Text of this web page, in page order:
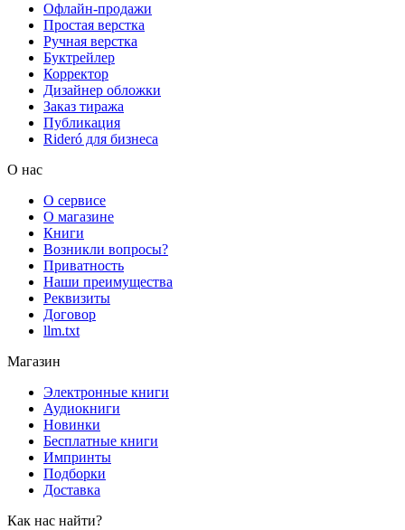
Офлайн-продажи
Простая верстка
Ручная верстка
Буктрейлер
Корректор
Дизайнер обложки
Заказ тиража
Публикация
Rideró для бизнеса
О нас
О сервисе
О магазине
Книги
Возникли вопросы?
Приватность
Наши преимущества
Реквизиты
Договор
llm.txt
Магазин
Электронные книги
Аудиокниги
Новинки
Бесплатные книги
Импринты
Подборки
Доставка
Как нас найти?